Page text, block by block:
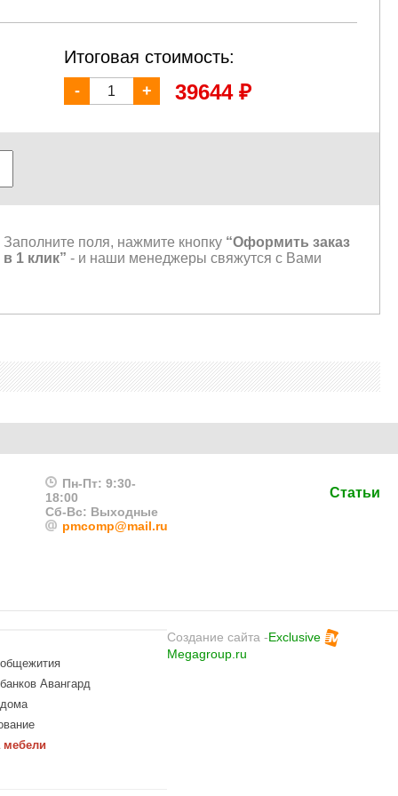
Итоговая стоимость:
- + 39644 ₽
Заполните поля, нажмите кнопку “Оформить заказ
в 1 клик” - и наши менеджеры свяжутся с Вами
Статьи
Пн-Пт: 9:30-
18:00
Сб-Вс: Выходные
pmcomp@mail.ru
Авангард
мебели
Создание сайта -Exclusive
Megagroup.ru